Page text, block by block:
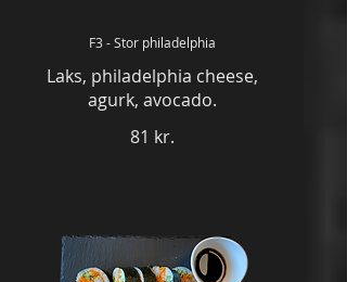
F3 - Stor philadelphia
Laks, philadelphia cheese,
agurk, avocado.
81 kr.